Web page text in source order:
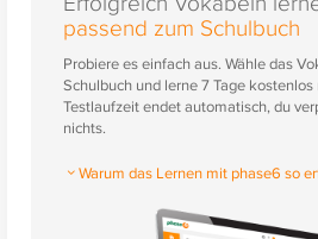
passend zum Schulbuch
Probiere es einfach aus. Wähle das
Schulbuch und lerne 7 Tage
Testlaufzeit endet automatisch, du
nichts.
Warum das Lernen mit phase6 so